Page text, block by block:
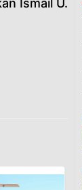
İsmail Ü.